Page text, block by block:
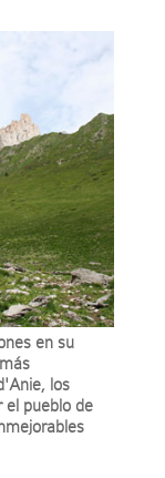
en su
los
el pueblo de